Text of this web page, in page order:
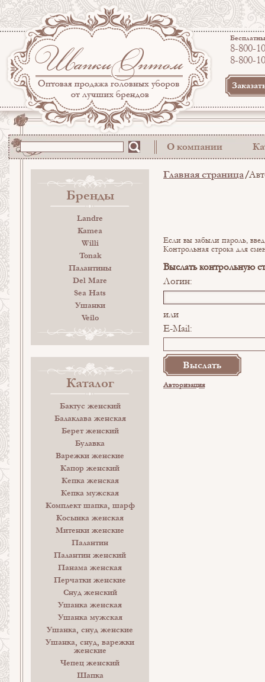
8-800-
8-800-
О компании
Бренды
Landre
Kamea
Willi
Tonak
Палантины
Del Mare
Sea Hats
Ушанки
Veilo
Каталог
Бактус женский
Балаклава женская
Берет женский
Булавка
Варежки женские
Капор женский
Кепка женская
Кепка мужская
Комплект шапка, шарф
Косынка женская
Митенки женские
Палантин
Палантин женский
Панама женская
Перчатки женские
Снуд женский
Ушанка женская
Ушанка мужская
Ушанка, снуд женские
Ушанка, снуд, варежки
женские
Чепец женский
Шапка
Главная страница
Если вы забыли пароль,
Контрольная строка для
Выслать контрольную
Логин:
или
E-Mail:
Авторизация